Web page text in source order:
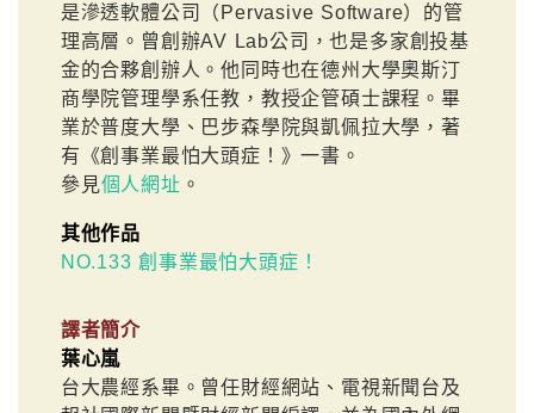
是滲透軟體公司（Pervasive Software）的管
理高層。曾創辦AV Lab公司，也是多家創投基
金的合夥創辦人。他同時也在德州大學奧斯汀
商學院管理學系任教，教授企管碩士課程。畢
業於普度大學、巴步森學院與凱佩拉大學，著
有《創事業最怕大頭症！》一書。
參見個人網址 。
其他作品
NO.133 創事業最怕大頭症！
譯者簡介
葉心嵐
台大農經系畢。曾任財經網站、電視新聞台及